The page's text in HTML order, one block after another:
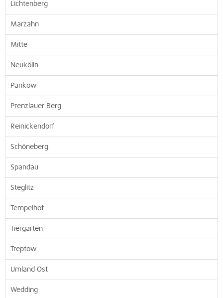
Lichtenberg
Marzahn
Mitte
Neukölln
Pankow
Prenzlauer Berg
Reinickendorf
Schöneberg
Spandau
Steglitz
Tempelhof
Tiergarten
Treptow
Umland Ost
Wedding